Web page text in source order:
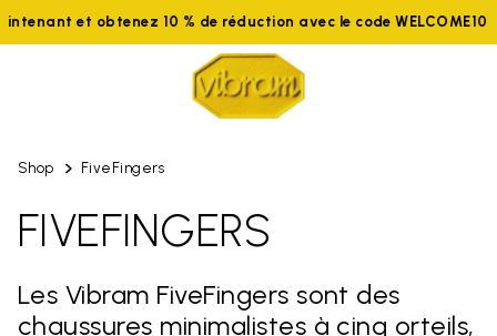
et obtenez 10 % de réduction avec le code WELCOME10
Shop FiveFingers
FIVEFINGERS
Les Vibram FiveFingers sont des
chaussures minimalistes à cinq orteils,